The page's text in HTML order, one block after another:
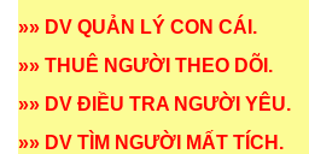
»» DV QUẢN LÝ CON CÁI .
»» THUÊ NGƯỜI THEO DÕI .
»» DV ĐIỀU TRA NGƯỜI YÊU.
»» DV TÌM NGƯỜI MẤT TÍCH .